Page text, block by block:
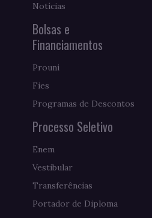
Notícias
Bolsas e
Financiamentos
Prouni
Fies
Programas de Descontos
Processo Seletivo
Enem
Vestibular
Transferências
Portador de Diploma